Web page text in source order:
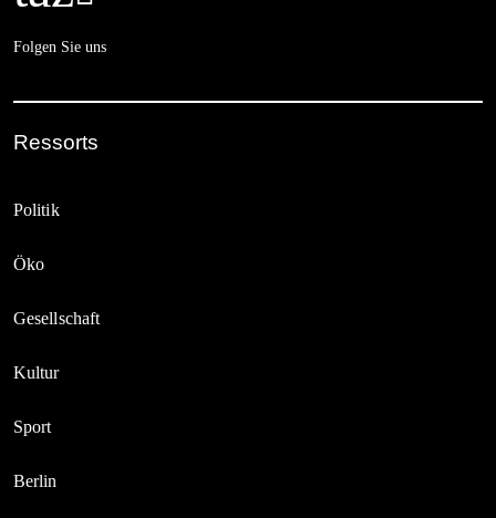
Folgen Sie uns
Ressorts
Politik
Öko
Gesellschaft
Kultur
Sport
Berlin